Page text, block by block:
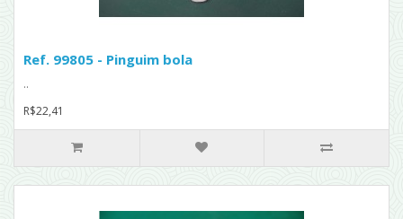
Ref. 99805 - Pinguim bola
..
R$22,41